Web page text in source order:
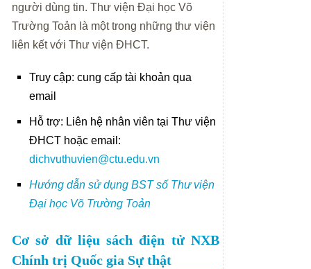
người dùng tin. Thư viện Đại học Võ
Trường Toản là một trong những thư viện
liên kết với Thư viện ĐHCT.
Truy cập: cung cấp tài khoản qua
email
Hỗ trợ: Liên hệ nhân viên tại Thư viện
ĐHCT hoặc email:
dichvuthuvien@ctu.edu.vn
Hướng dẫn sử dụng BST số Thư viện
Đại học Võ Trường Toản
Cơ sở dữ liệu sách điện tử NXB
Chính trị Quốc gia Sự thật